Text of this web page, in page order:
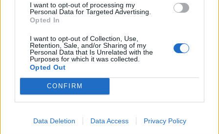
I want to opt-out of processing my
Personal Data for Targeted Advertising.
Opted In
I want to opt-out of Collection, Use,
Retention, Sale, and/or Sharing of my
Personal Data that Is Unrelated with the
Purposes for which it was collected.
Opted Out
CONFIRM
Data Deletion Data Access Privacy Policy
Det här med klass…
Jag blev hotad av en person som trängde sig in i